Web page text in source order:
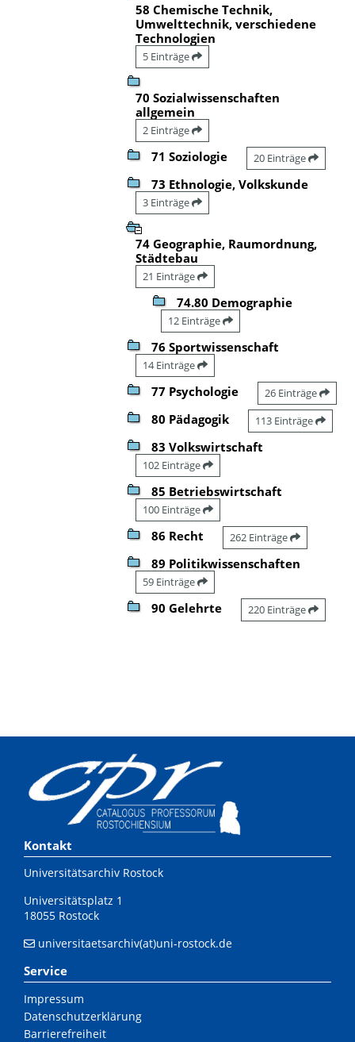
58 Chemische Technik,
Umwelttechnik, verschiedene
Technologien
5 Einträge
70 Sozialwissenschaften
allgemein
2 Einträge
71 Soziologie 20 Einträge
73 Ethnologie, Volkskunde
3 Einträge
74 Geographie, Raumordnung,
Städtebau
21 Einträge
74.80 Demographie
12 Einträge
76 Sportwissenschaft
14 Einträge
77 Psychologie 26 Einträge
80 Pädagogik 113 Einträge
83 Volkswirtschaft
102 Einträge
85 Betriebswirtschaft
100 Einträge
86 Recht 262 Einträge
89 Politikwissenschaften
59 Einträge
90 Gelehrte 220 Einträge
Kontakt
Universitätsarchiv Rostock
Universitätsplatz 1
18055 Rostock
universitaetsarchiv(at)uni-rostock.de
Service
Impressum
Datenschutzerklärung
Barrierefreiheit